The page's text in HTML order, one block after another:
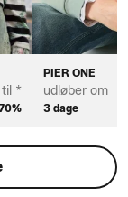
*
PIER ONE
udløber om
3 dage